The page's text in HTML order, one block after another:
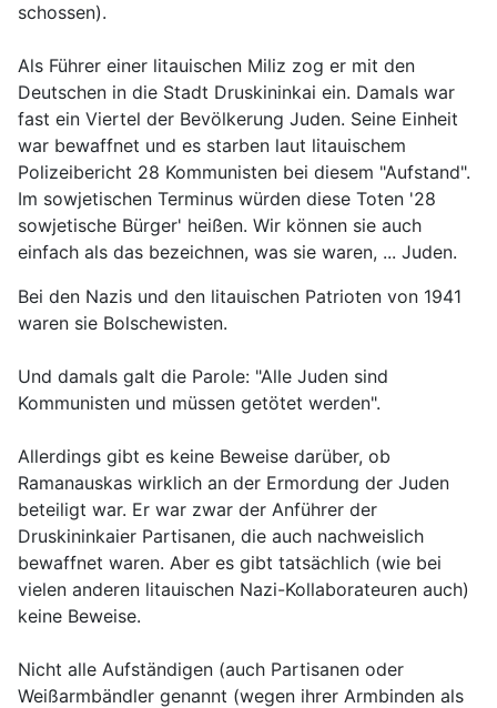
schossen).
Als Führer einer litauischen Miliz zog er mit den
Deutschen in die Stadt Druskininkai ein. Damals war
fast ein Viertel der Bevölkerung Juden. Seine Einheit
war bewaffnet und es starben laut litauischem
Polizeibericht 28 Kommunisten bei diesem "Aufstand".
Im sowjetischen Terminus würden diese Toten '28
sowjetische Bürger' heißen. Wir können sie auch
einfach als das bezeichnen, was sie waren, ... Juden.
Bei den Nazis und den litauischen Patrioten von 1941
waren sie Bolschewisten.
Und damals galt die Parole: "Alle Juden sind
Kommunisten und müssen getötet werden".
Allerdings gibt es keine Beweise darüber, ob
Ramanauskas wirklich an der Ermordung der Juden
beteiligt war. Er war zwar der Anführer der
Druskininkaier Partisanen, die auch nachweislich
bewaffnet waren. Aber es gibt tatsächlich (wie bei
vielen anderen litauischen Nazi-Kollaborateuren auch)
keine Beweise.
Nicht alle Aufständigen (auch Partisanen oder
Weißarmbändler genannt (wegen ihrer Armbinden als